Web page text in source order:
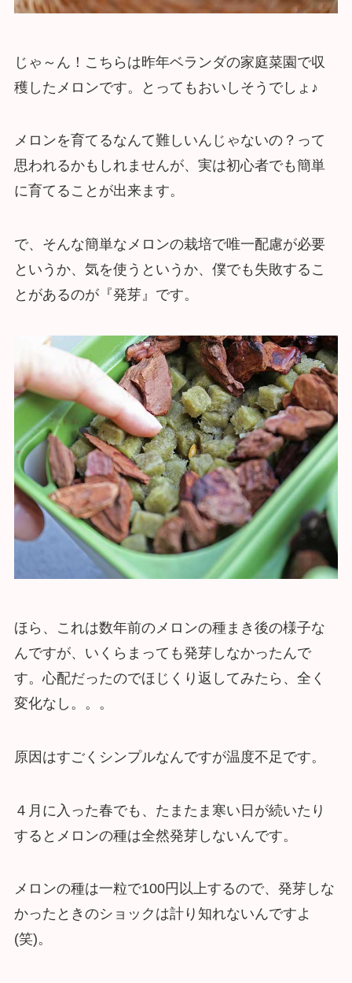
じゃ～ん！こちらは昨年ベランダの家庭菜園で収
穫したメロンです。とってもおいしそうでしょ♪
メロンを育てるなんて難しいんじゃないの？って
思われるかもしれませんが、実は初心者でも簡単
に育てることが出来ます。
で、そんな簡単なメロンの栽培で唯一配慮が必要
というか、気を使うというか、僕でも失敗するこ
とがあるのが『発芽』です。
ほら、これは数年前のメロンの種まき後の様子な
んですが、いくらまっても発芽しなかったんで
す。心配だったのでほじくり返してみたら、全く
変化なし。。。
原因はすごくシンプルなんですが温度不足です。
４月に入った春でも、たまたま寒い日が続いたり
するとメロンの種は全然発芽しないんです。
メロンの種は一粒で100円以上するので、発芽しな
かったときのショックは計り知れないんですよ
(笑)。